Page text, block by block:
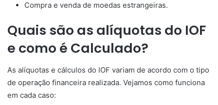
Compra e venda de moedas estrangeiras.
Quais são as alíquotas do IOF
e como é Calculado?
As alíquotas e cálculos do IOF variam de acordo com o tipo
de operação financeira realizada. Vejamos como funciona
em cada caso: